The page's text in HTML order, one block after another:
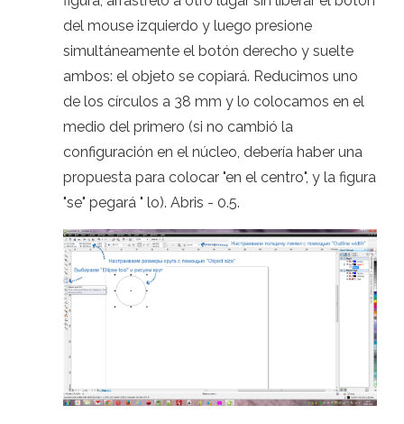
del mouse izquierdo y luego presione
simultáneamente el botón derecho y suelte
ambos: el objeto se copiará. Reducimos uno
de los círculos a 38 mm y lo colocamos en el
medio del primero (si no cambió la
configuración en el núcleo, debería haber una
propuesta para colocar "en el centro", y la figura
"se" pegará " lo). Abris - 0.5.